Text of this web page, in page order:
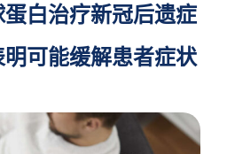
白治疗新冠后遗症
可能缓解患者症状